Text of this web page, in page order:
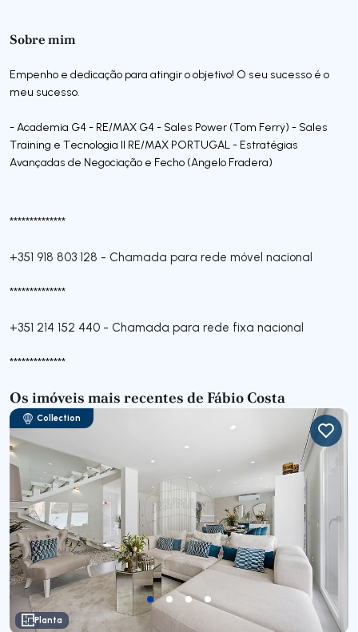
Sobre mim
Empenho e dedicação para atingir o objetivo! O seu sucesso é o
meu sucesso.
- Academia G4 - RE/MAX G4 - Sales Power (Tom Ferry) - Sales
Training e Tecnologia II RE/MAX PORTUGAL - Estratégias
Avançadas de Negociação e Fecho (Angelo Fradera)
**************
+351 918 803 128 - Chamada para rede móvel nacional
**************
+351 214 152 440 - Chamada para rede fixa nacional
**************
Os imóveis mais recentes de Fábio Costa
Collection
Planta